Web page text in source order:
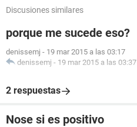
Discusiones similares
porque me sucede eso?
denissemj - 19 mar 2015 a las 03:17
denissemj - 19 mar 2015 a las 03:37
2 respuestas
Nose si es positivo